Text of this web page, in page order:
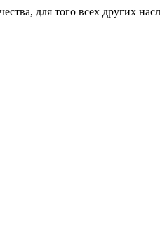
для того всех других